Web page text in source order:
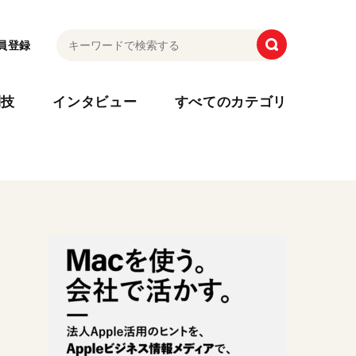
登録
インタビュー すべてのカテゴリ